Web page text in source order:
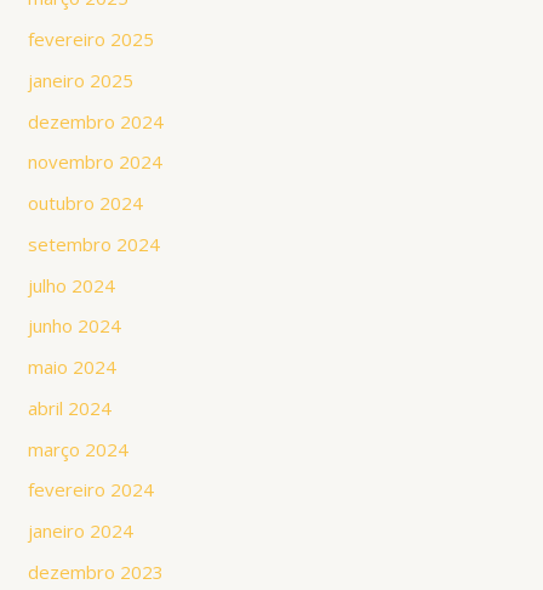
fevereiro 2025
janeiro 2025
dezembro 2024
novembro 2024
outubro 2024
setembro 2024
julho 2024
junho 2024
maio 2024
abril 2024
março 2024
fevereiro 2024
janeiro 2024
dezembro 2023